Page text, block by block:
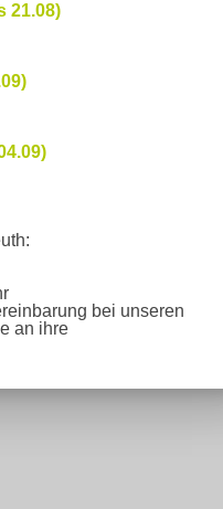
21.08)
bei unseren
an ihre